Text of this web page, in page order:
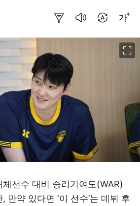
선수 대비 승리기여도(WAR)
만약 있다면 ‘이 선수’는 데뷔 후